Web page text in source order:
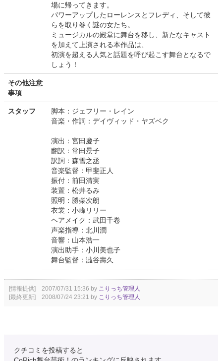
場に帰ってきます。
パワーアップしたローレンスとフレディ、そして彼
らを取り巻く謎の女たち。
ミュージカルの殿堂に舞台を移し、新たなキャスト
を加えて上演される本作品は、
初演を超える人気と話題を呼び起こす舞台となるで
しょう！
その他注意
事項
スタッフ
脚本：ジェフリー・レイン
音楽・作詞：デイヴィッド・ヤズベク
演出：宮田慶子
翻訳：常田景子
訳詞：森雪之丞
音楽監督：甲斐正人
振付：前田清実
装置：松井るみ
照明：勝柴次朗
衣裳：小峰リリー
ヘアメイク：武田千卷
声楽指導：北川潤
音響：山本浩一
演出助手：小川美也子
舞台監督：澁谷壽久
[情報提供] 2007/07/31 15:36 by こりっち管理人
[最終更新] 2008/07/24 23:21 by こりっち管理人
クチコミを投稿すると